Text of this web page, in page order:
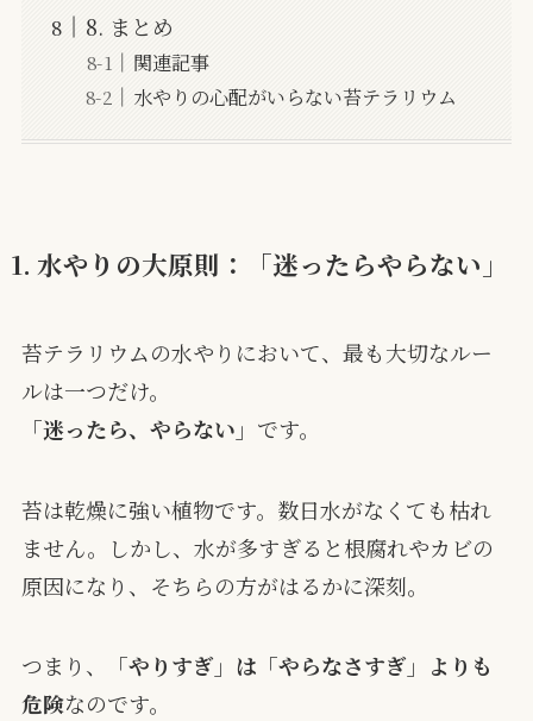
8. まとめ
関連記事
水やりの心配がいらない苔テラリウム
1. 水やりの大原則：「迷ったらやらない」
苔テラリウムの水やりにおいて、最も大切なルー
ルは一つだけ。
「迷ったら、やらない」 です。
苔は乾燥に強い植物です。数日水がなくても枯れ
ません。しかし、水が多すぎると根腐れやカビの
原因になり、そちらの方がはるかに深刻。
つまり、
「やりすぎ」は「やらなさすぎ」よりも
危険なのです。